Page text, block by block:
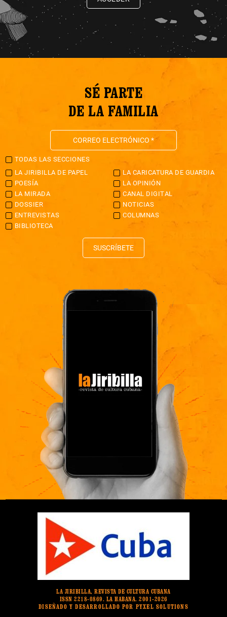
SÉ PARTE
DE LA FAMILIA
TODAS LAS SECCIONES
LA JIRIBILLA DE PAPEL
LA CARICATURA DE GUARDIA
POESÍA
LA OPINIÓN
LA MIRADA
CANAL DIGITAL
DOSSIER
NOTICIAS
ENTREVISTAS
COLUMNAS
BIBLIOTECA
SUSCRÍBETE
LA JIRIBILLA, REVISTA DE CULTURA CUBANA
ISSN 2218-0869. LA HABANA. 2001-2026
DISEÑADO Y DESARROLLADO POR PYXEL SOLUTIONS